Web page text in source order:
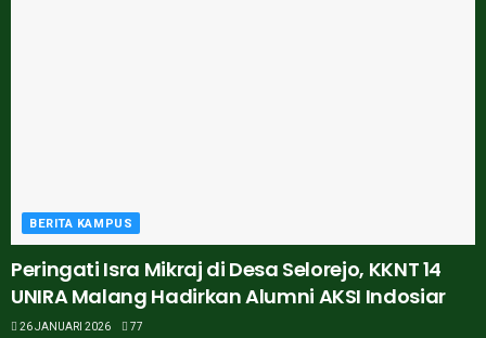
BERITA KAMPUS
Peringati Isra Mikraj di Desa Selorejo, KKNT 14
UNIRA Malang Hadirkan Alumni AKSI Indosiar
26 JANUARI 2026 77